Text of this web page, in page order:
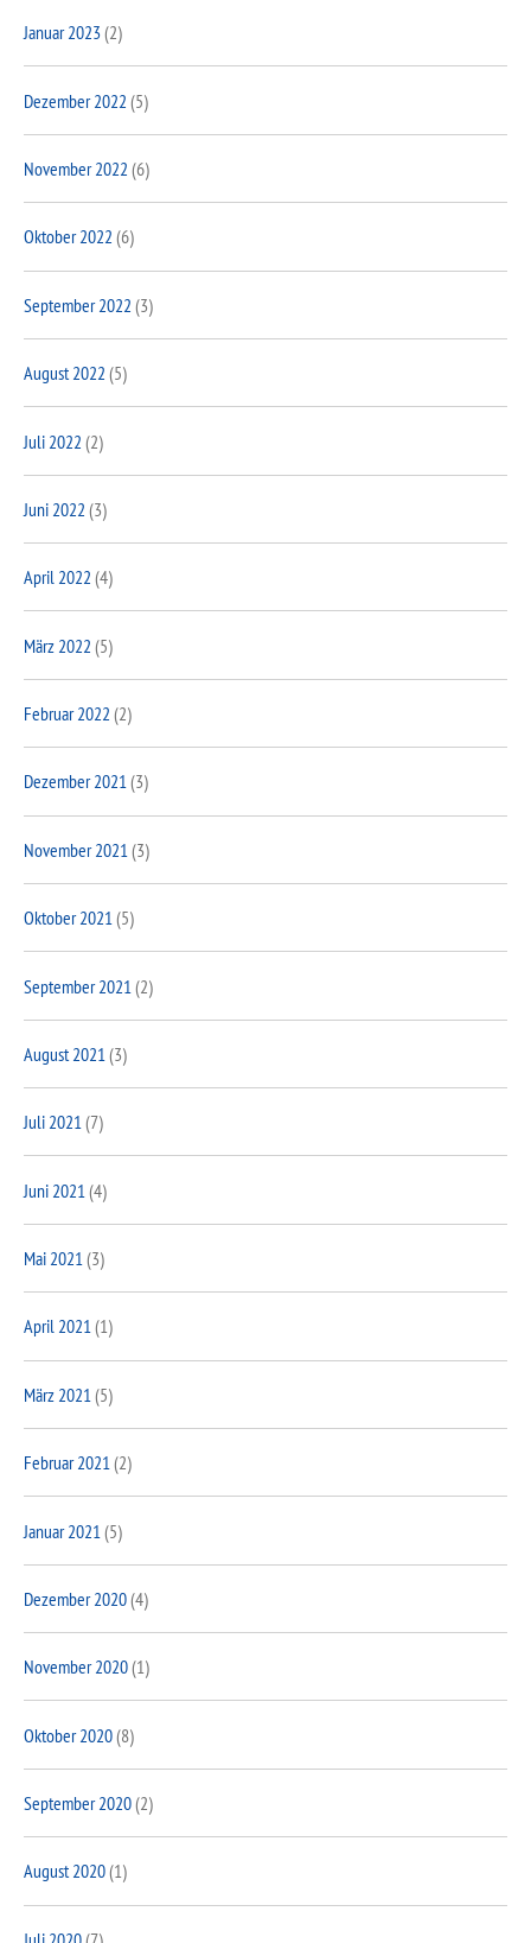
Januar 2023(2)
Dezember 2022 (5)
November 2022 (6)
Oktober 2022 (6)
September 2022 (3)
August 2022 (5)
Juli 2022 (2)
Juni 2022 (3)
April 2022 (4)
März 2022 (5)
Februar 2022 (2)
Dezember 2021(3)
November 2021 (3)
Oktober 2021(5)
September 2021 (2)
August 2021 (3)
Juli 2021(7)
Juni 2021 (4)
Mai 2021(3)
April 2021(1)
März 2021 (5)
Februar 2021(2)
Januar 2021 (5)
Dezember 2020(4)
November 2020(1)
Oktober 2020(8)
September 2020(2)
August 2020(1)